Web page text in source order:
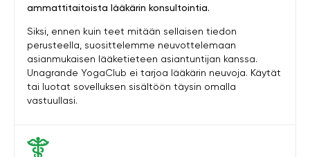
ammattitaitoista lääkärin konsultointia.
Siksi, ennen kuin teet mitään sellaisen tiedon
perusteella, suosittelemme neuvottelemaan
asianmukaisen lääketieteen asiantuntijan kanssa.
Unagrande YogaClub ei tarjoa lääkärin neuvoja. Käytät
tai luotat sovelluksen sisältöön täysin omalla
vastuullasi.